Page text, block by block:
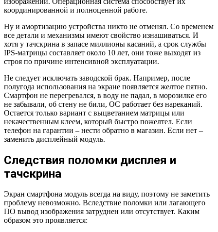
координированной и полноценной работе.
Ну и амортизацию устройства никто не отменял. Со временем
все детали и механизмы имеют свойство изнашиваться. И
хотя у тачскрина в запасе миллионы касаний, а срок службы
IPS-матрицы составляет около 10 лет, они тоже выходят из
строя по причине интенсивной эксплуатации.
Не следует исключать заводской брак. Например, после
полугода использования на экране появляется желтое пятно.
Смартфон не перегревался, в воду не падал, в морозилке его
не забывали, об стену не били, ОС работает без нареканий.
Остается только вариант с выцветанием матрицы или
некачественным клеем, который быстро пожелтел. Если
телефон на гарантии – нести обратно в магазин. Если нет –
заменить дисплейный модуль.
Следствия поломки дисплея и
тачскрина
Экран смартфона модуль всегда на виду, поэтому не заметить
проблему невозможно. Вследствие поломки или лагающего
ПО вывод изображения затруднен или отсутствует. Каким
образом это проявляется: